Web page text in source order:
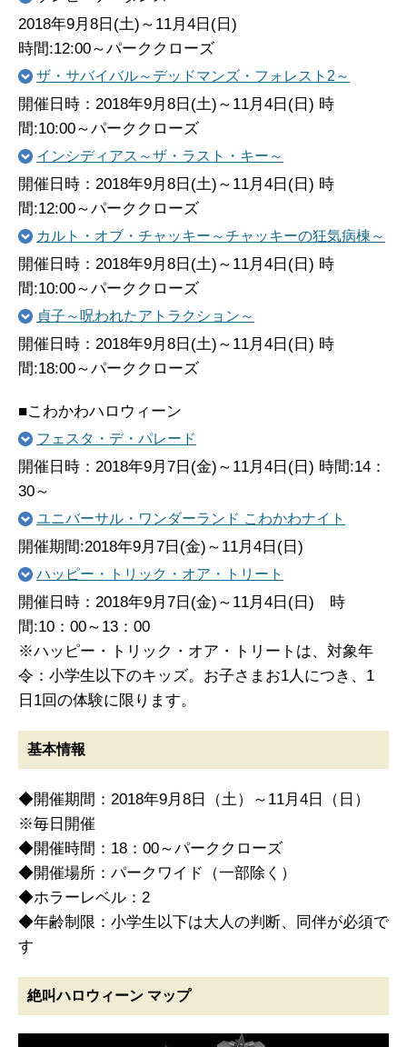
2018年9月8日(土)～11月4日(日)
時間:12:00～パーククローズ
ザ・サバイバル～デッドマンズ・フォレスト2～
開催日時：2018年9月8日(土)～11月4日(日) 時
間:10:00～パーククローズ
インシディアス～ザ・ラスト・キー～
開催日時：2018年9月8日(土)～11月4日(日) 時
間:12:00～パーククローズ
カルト・オブ・チャッキー～チャッキーの狂気病棟～
開催日時：2018年9月8日(土)～11月4日(日) 時
間:10:00～パーククローズ
貞子～呪われたアトラクション～
開催日時：2018年9月8日(土)～11月4日(日) 時
間:18:00～パーククローズ
■こわかわハロウィーン
フェスタ・デ・パレード
開催日時：2018年9月7日(金)～11月4日(日) 時間:14：
30～
ユニバーサル・ワンダーランド こわかわナイト
開催期間:2018年9月7日(金)～11月4日(日)
ハッピー・トリック・オア・トリート
開催日時：2018年9月7日(金)～11月4日(日) 時
間:10：00～13：00
※ハッピー・トリック・オア・トリートは、対象年
令：小学生以下のキッズ。お子さまお1人につき、1
日1回の体験に限ります。
基本情報
◆開催期間：2018年9月8日（土）～11月4日（日）
※毎日開催
◆開催時間：18：00～パーククローズ
◆開催場所：パークワイド（一部除く）
◆ホラーレベル：2
◆年齢制限：小学生以下は大人の判断、同伴が必須で
す
絶叫ハロウィーン マップ